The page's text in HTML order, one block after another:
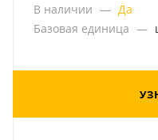
В наличии — Да
Базовая единица —